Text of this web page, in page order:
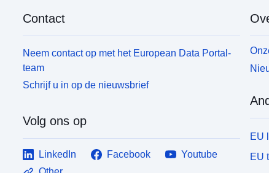
Contact
Neem contact op met het European Data Portal-
team
Schrijf u in op de nieuwsbrief
Volg ons op
LinkedIn Facebook
Youtube
EU
EU